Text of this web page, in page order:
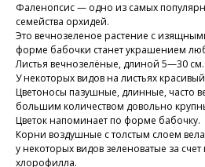
Фаленопсис — одно из самых
семейства орхидей.
Это вечнозеленое растение с
форме бабочки станет украшением
Листья вечнозелёные, длиной 5—30 см.
У некоторых видов на листьях
Цветоносы пазушные, длинные, часто
большим количеством довольно
Цветок напоминает по форме бабочку.
Корни воздушные с толстым слоем
у некоторых видов зеленоватые за счет
хлорофилла.